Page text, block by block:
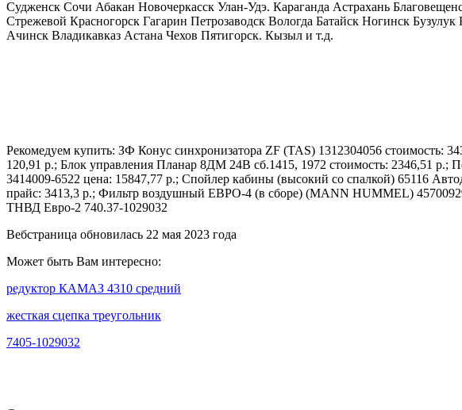
Судженск Сочи Абакан Новочеркасск Улан-Удэ. Караганда Астрахань
Стрежевой Красногорск Гагарин Петрозаводск Вологда Батайск Ногинск
Ачинск Владикавказ Астана Чехов Пятигорск. Кызыл и т.д.
Рекомедуем купить: ЗФ Конус синхронизатора ZF (TAS) 1312304056
120,91 р.; Блок управления Планар 8ДМ 24В сб.1415, 1972 стоимость: 2346,51
3414009-6522 цена: 15847,77 р.; Спойлер кабины (высокий со спалкой) 65116
прайс: 3413,3 р.; Фильтр воздушный ЕВРО-4 (в сборе) (MANN HUMMEL)
ТНВД Евро-2 740.37-1029032
Вебстраница обновилась 22 мая 2023 года
Может быть Вам интересно:
редуктор КАМАЗ 4310 средний
жесткая сцепка треугольник
7405-1029032